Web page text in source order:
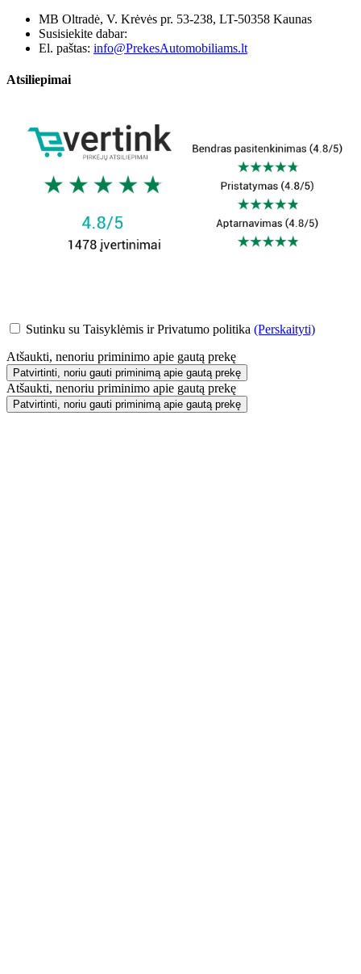
MB Oltradė, V. Krėvės pr. 53-238, LT-50358 Kaunas
Susisiekite dabar:
El. paštas: info@PrekesAutomobiliams.lt
Atsiliepimai
Sutinku su Taisyklėmis ir Privatumo politika (Perskaityti)
Atšaukti, nenoriu priminimo apie gautą prekę
Patvirtinti, noriu gauti priminimą apie gautą prekę
Atšaukti, nenoriu priminimo apie gautą prekę
Patvirtinti, noriu gauti priminimą apie gautą prekę